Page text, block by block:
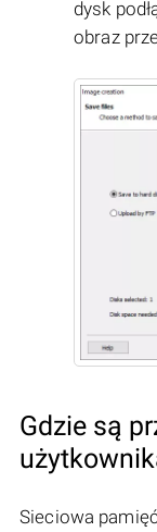
dysk
obraz
Gdzie są
Sieciowa